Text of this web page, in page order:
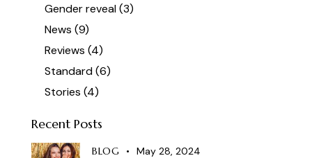
Gender reveal(3)
News (9)
Reviews (4)
Standard(6)
Stories (4)
Recent Posts
BLOG May 28, 2024